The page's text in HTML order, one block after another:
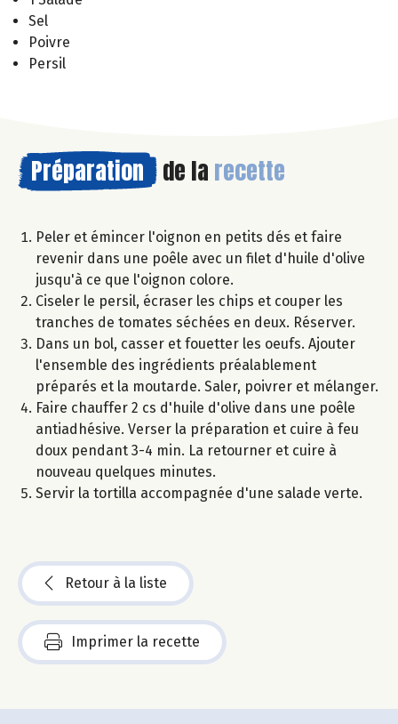
Sel
Poivre
Persil
Préparation de la recette
Peler et émincer l'oignon en petits dés et faire
revenir dans une poêle avec un filet d'huile d'olive
jusqu'à ce que l'oignon colore.
Ciseler le persil, écraser les chips et couper les
tranches de tomates séchées en deux. Réserver.
Dans un bol, casser et fouetter les oeufs. Ajouter
l'ensemble des ingrédients préalablement
préparés et la moutarde. Saler, poivrer et mélanger.
Faire chauffer 2 cs d'huile d'olive dans une poêle
antiadhésive. Verser la préparation et cuire à feu
doux pendant 3-4 min. La retourner et cuire à
nouveau quelques minutes.
Servir la tortilla accompagnée d'une salade verte.
Retour à la liste
Imprimer la recette